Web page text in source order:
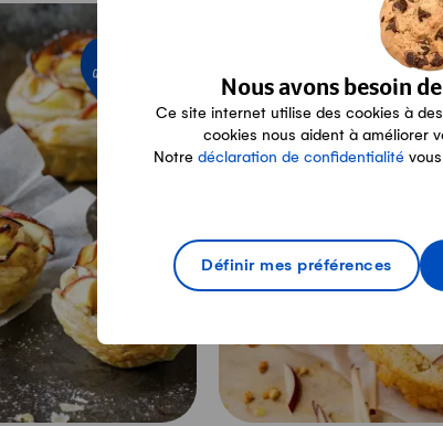
Nous avons besoin
Ce site internet utilise des cookies à
cookies nous aident à améliorer
Notre déclaration de confidentialité
Définir mes préférences
de saison